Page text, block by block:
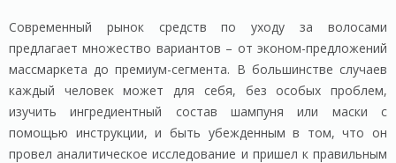
Современный рынок средств по уходу за волосами
предлагает множество вариантов – от эконом-предложений
массмаркета до премиум-сегмента. В большинстве случаев
каждый человек может для себя, без особых проблем,
изучить ингредиентный состав шампуня или маски с
помощью инструкции, и быть убежденным в том, что он
провел аналитическое исследование и пришел к правильным